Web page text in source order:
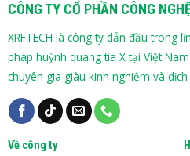
CÔNG TY CỔ PHẦN CÔNG
XRFTECH là công ty dẫn đầu trong
pháp huỳnh quang tia X tại Việt
chuyên gia giàu kinh nghiệm và
Về công ty